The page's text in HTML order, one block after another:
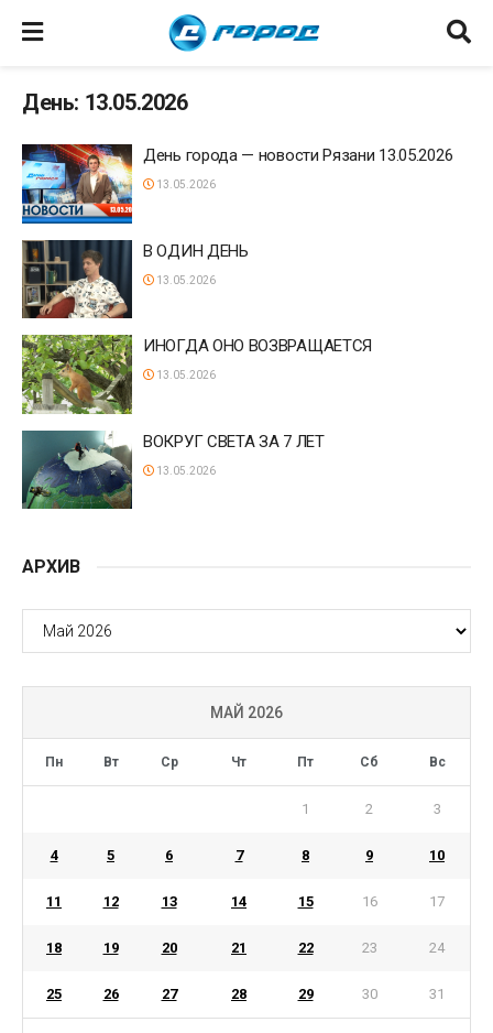
День: 13.05.2026
День города — новости Рязани 13.05.2026
13.05.2026
В ОДИН ДЕНЬ
13.05.2026
ИНОГДА ОНО ВОЗВРАЩАЕТСЯ
13.05.2026
ВОКРУГ СВЕТА ЗА 7 ЛЕТ
13.05.2026
АРХИВ
АРХИВ
МАЙ 2026
Пн Вт Ср Чт Пт Сб Вс
1 2 3
4 5 6 7 8 9 10
11 12 13 14 15 16 17
18 19 20 21 22 23 24
25 26 27 28 29 30 31